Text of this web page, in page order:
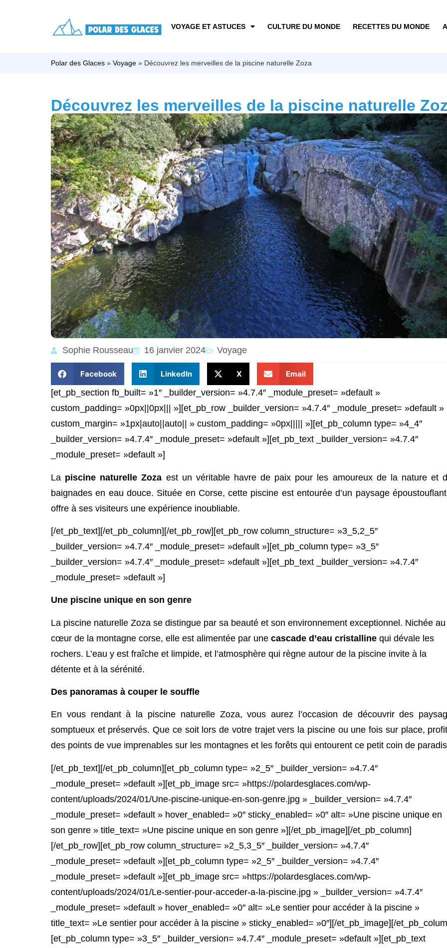
VOYAGE ET ASTUCES CULTURE DU MONDE RECETTES DU MONDE
Polar des Glaces » Voyage » Découvrez les merveilles de la piscine naturelle Zoza
Découvrez les merveilles de la piscine naturelle
Sophie Rousseau 16 janvier 2024 Voyage
Facebook LinkedIn X Email
[et_pb_section fb_built= »1″ _builder_version= »4.7.4″ _module_preset= »default »
custom_padding= »0px||0px||| »][et_pb_row _builder_version= »4.7.4″ _module_preset= »default »
custom_margin= »1px|auto||auto|| » custom_padding= »0px||||| »][et_pb_column type= »4_4″
_builder_version= »4.7.4″ _module_preset= »default »][et_pb_text _builder_version= »4.7.4″
_module_preset= »default »]
La piscine naturelle Zoza est un véritable havre de paix pour les amoureux de la nature et
baignades en eau douce. Située en Corse, cette piscine est entourée d’un paysage
offre à ses visiteurs une expérience inoubliable.
[/et_pb_text][/et_pb_column][/et_pb_row][et_pb_row column_structure= »3_5,2_5″
_builder_version= »4.7.4″ _module_preset= »default »][et_pb_column type= »3_5″
_builder_version= »4.7.4″ _module_preset= »default »][et_pb_text _builder_version= »4.7.4″
_module_preset= »default »]
Une piscine unique en son genre
La piscine naturelle Zoza se distingue par sa beauté et son environnement exceptionnel. Nichée au
cœur de la montagne corse, elle est alimentée par une cascade d’eau cristalline qui dévale les
rochers. L’eau y est fraîche et limpide, et l’atmosphère qui règne autour de la piscine invite à la
détente et à la sérénité.
Des panoramas à couper le souffle
En vous rendant à la piscine naturelle Zoza, vous aurez l’occasion de découvrir des
somptueux et préservés. Que ce soit lors de votre trajet vers la piscine ou une fois sur place,
des points de vue imprenables sur les montagnes et les forêts qui entourent ce petit coin de
[/et_pb_text][/et_pb_column][et_pb_column type= »2_5″ _builder_version= »4.7.4″
_module_preset= »default »][et_pb_image src= »https://polardesglaces.com/wp-
content/uploads/2024/01/Une-piscine-unique-en-son-genre.jpg » _builder_version= »4.7.4″
_module_preset= »default » hover_enabled= »0″ sticky_enabled= »0″ alt= »Une piscine unique en
son genre » title_text= »Une piscine unique en son genre »][/et_pb_image][/et_pb_column]
[/et_pb_row][et_pb_row column_structure= »2_5,3_5″ _builder_version= »4.7.4″
_module_preset= »default »][et_pb_column type= »2_5″ _builder_version= »4.7.4″
_module_preset= »default »][et_pb_image src= »https://polardesglaces.com/wp-
content/uploads/2024/01/Le-sentier-pour-acceder-a-la-piscine.jpg » _builder_version= »4.7.4″
_module_preset= »default » hover_enabled= »0″ alt= »Le sentier pour accéder à la piscine »
title_text= »Le sentier pour accéder à la piscine » sticky_enabled= »0″][/et_pb_image][/
[et_pb_column type= »3_5″ _builder_version= »4.7.4″ _module_preset= »default »][et_pb_text